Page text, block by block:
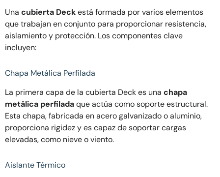
Una cubierta Deckestá formada por varios elementos
que trabajan en conjunto para proporcionar resistencia,
aislamiento y protección. Los componentes clave
incluyen:
Chapa Metálica Perfilada
La primera capa de la cubierta Deck es una chapa
metálica perfiladaque actúa como soporte estructural.
Esta chapa, fabricada en acero galvanizado o aluminio,
proporciona rigidez y es capaz de soportar cargas
elevadas, como nieve o viento.
Aislante Térmico